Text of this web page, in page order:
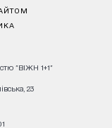
"ВІЖН 1+1"
23